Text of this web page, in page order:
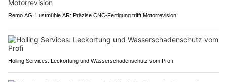
Remo AG, Lustmühle AR: Präzise CNC-Fertigung trifft Motorrevision
Holling Services: Leckortung und Wasserschadenschutz vom Profi